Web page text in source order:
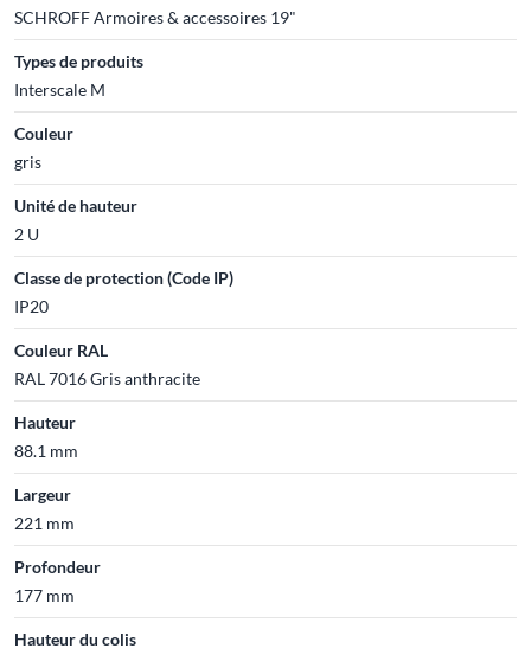
SCHROFF Armoires & accessoires 19"
Types de produits
Interscale M
Couleur
gris
Unité de hauteur
2 U
Classe de protection (Code IP)
IP20
Couleur RAL
RAL 7016 Gris anthracite
Hauteur
88.1 mm
Largeur
221 mm
Profondeur
177 mm
Hauteur du colis